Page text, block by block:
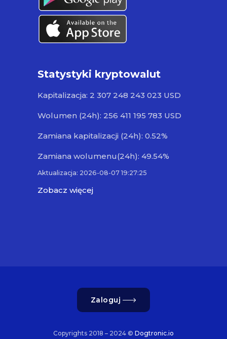
Statystyki kryptowalut
Kapitalizacja: 2 307 248 243 023 USD
Wolumen (24h): 256 411 195 783 USD
Zamiana kapitalizacji (24h): 0.52%
Zamiana wolumenu(24h): 49.54%
Aktualizacja: 2026-08-07 19:27:25
Zobacz więcej
Zaloguj
Copyrights 2018 – 2024 © Dogtronic.io